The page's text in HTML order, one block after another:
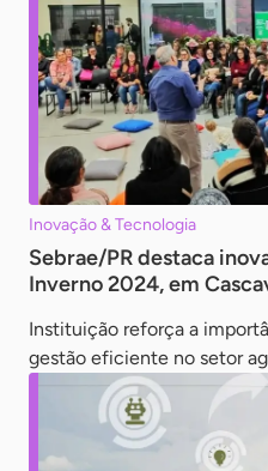
Inovação & Tecnologia
Sebrae/PR destaca
Inverno 2024, em
Instituição reforça a
gestão eficiente no setor